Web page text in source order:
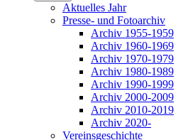
Aktuelles Jahr
Presse- und Fotoarchiv
Archiv 1955-1959
Archiv 1960-1969
Archiv 1970-1979
Archiv 1980-1989
Archiv 1990-1999
Archiv 2000-2009
Archiv 2010-2019
Archiv 2020-
Vereinsgeschichte